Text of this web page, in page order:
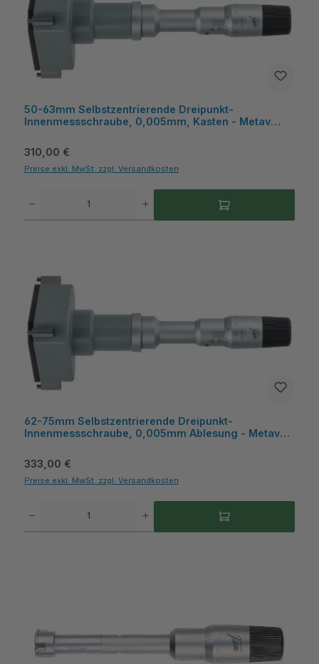
50-63mm Selbstzentrierende Dreipunkt-
Innenmessschraube, 0,005mm, Kasten - Metav
Regulärer Preis:
310,00 €
Preise exkl. MwSt. zzgl. Versandkosten
62-75mm Selbstzentrierende Dreipunkt-
Innenmessschraube, 0,005mm Ablesung - Metav
Regulärer Preis:
333,00 €
Preise exkl. MwSt. zzgl. Versandkosten